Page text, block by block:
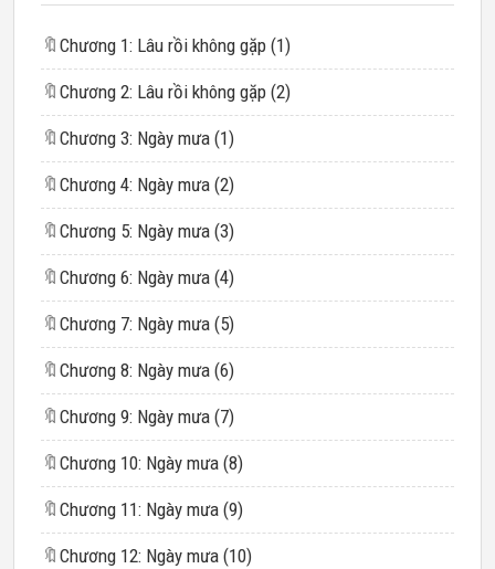
🔖 Chương 1: Lâu rồi không gặp (1)
🔖 Chương 2: Lâu rồi không gặp (2)
🔖 Chương 3: Ngày mưa (1)
🔖 Chương 4: Ngày mưa (2)
🔖 Chương 5: Ngày mưa (3)
🔖 Chương 6: Ngày mưa (4)
🔖 Chương 7: Ngày mưa (5)
🔖 Chương 8: Ngày mưa (6)
🔖 Chương 9: Ngày mưa (7)
🔖 Chương 10: Ngày mưa (8)
🔖 Chương 11: Ngày mưa (9)
🔖 Chương 12: Ngày mưa (10)